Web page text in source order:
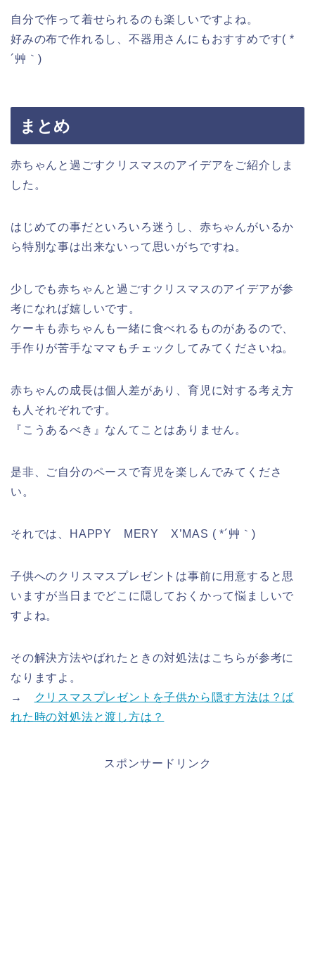
自分で作って着せられるのも楽しいですよね。
好みの布で作れるし、不器用さんにもおすすめです( *
´艸｀)
まとめ
赤ちゃんと過ごすクリスマスのアイデアをご紹介しま
した。
はじめての事だといろいろ迷うし、赤ちゃんがいるか
ら特別な事は出来ないって思いがちですね。
少しでも赤ちゃんと過ごすクリスマスのアイデアが参
考になれば嬉しいです。
ケーキも赤ちゃんも一緒に食べれるものがあるので、
手作りが苦手なママもチェックしてみてくださいね。
赤ちゃんの成長は個人差があり、育児に対する考え方
も人それぞれです。
『こうあるべき』なんてことはありません。
是非、ご自分のペースで育児を楽しんでみてくださ
い。
それでは、HAPPY MERY X’MAS ( *´艸｀)
子供へのクリスマスプレゼントは事前に用意すると思
いますが当日までどこに隠しておくかって悩ましいで
すよね。
その解決方法やばれたときの対処法はこちらが参考に
なりますよ。
→
クリスマスプレゼントを子供から隠す方法は？ば
れた時の対処法と渡し方は？
スポンサードリンク